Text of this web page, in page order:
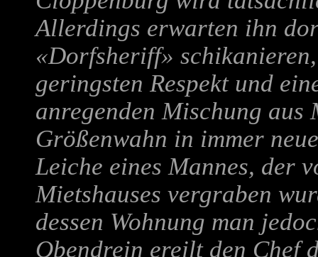
Allerdings erwarten ihn
«Dorfsheriff»
geringsten Respekt und
anregenden Mischung
Größenwahn in immer
Leiche eines Mannes, der
Mietshauses vergraben
dessen Wohnung man
Obendrein ereilt den Chef